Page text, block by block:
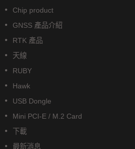
Chip product
GNSS 產品介紹
RTK 產品
天線
RUBY
Hawk
USB Dongle
Mini PCI-E / M.2 Card
下載
最新消息